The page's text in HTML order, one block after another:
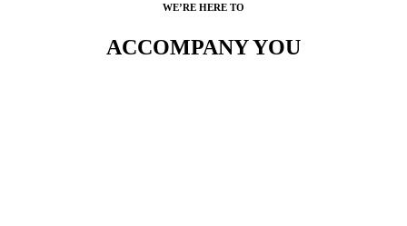
WE’RE HERE TO
ACCOMPANY YOU